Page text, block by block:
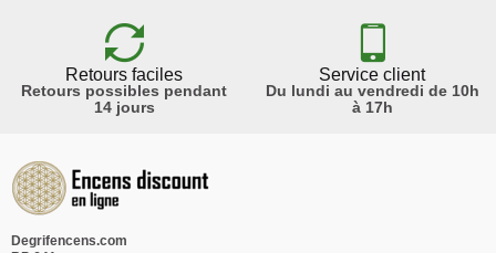
Retours faciles
Retours possibles pendant
14 jours
Service client
Du lundi au vendredi de 10h
à 17h
Degrifencens.com